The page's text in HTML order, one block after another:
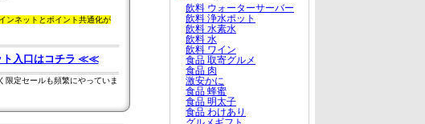
ンネットとポイント共通化が
入口はコチラ ≪≪
限定セールも頻繁にやっていま